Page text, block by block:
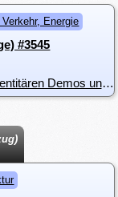
Energie
#3545
i6697: Weil es gerade thematisch zu den identitären Demos und Gegendemos passt